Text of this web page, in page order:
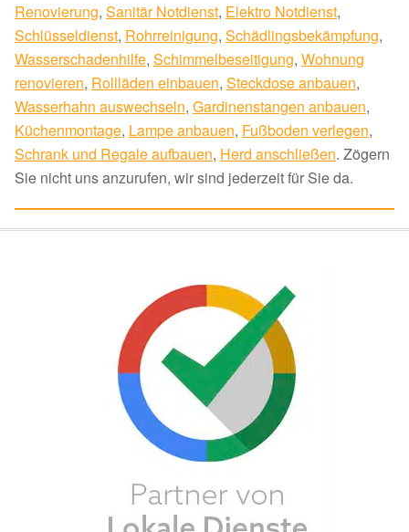
Renovierung, Sanitär Notdienst, Elektro Notdienst,
Schlüsseldienst, Rohrreinigung, Schädlingsbekämpfung,
Wasserschadenhilfe, Schimmelbeseitigung, Wohnung
renovieren, Rollläden einbauen, Steckdose anbauen,
Wasserhahn auswechseln, Gardinenstangen anbauen,
Küchenmontage, Lampe anbauen, Fußboden verlegen,
Schrank und Regale aufbauen, Herd anschließen. Zögern
Sie nicht uns anzurufen, wir sind jederzeit für Sie da.